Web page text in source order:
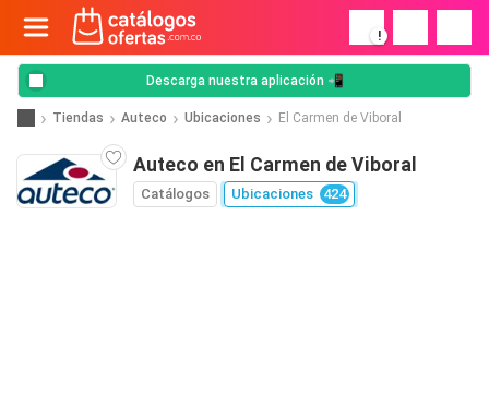
!
Descarga nuestra aplicación 📲
Tiendas Auteco Ubicaciones El Carmen de Viboral
Auteco en El Carmen de Viboral
Catálogos Ubicaciones 424